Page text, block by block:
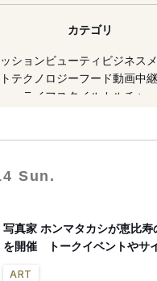
#ホンマタカシ
ント
#写真集
#宇多
カテゴリ
ションビューティ ビジネス
テクノロジーフード動画中継
ライフスタイル
カルチャー
Sun.
写真家 ホンマタカシが恵比
を開催 トークイベントやサ
ART